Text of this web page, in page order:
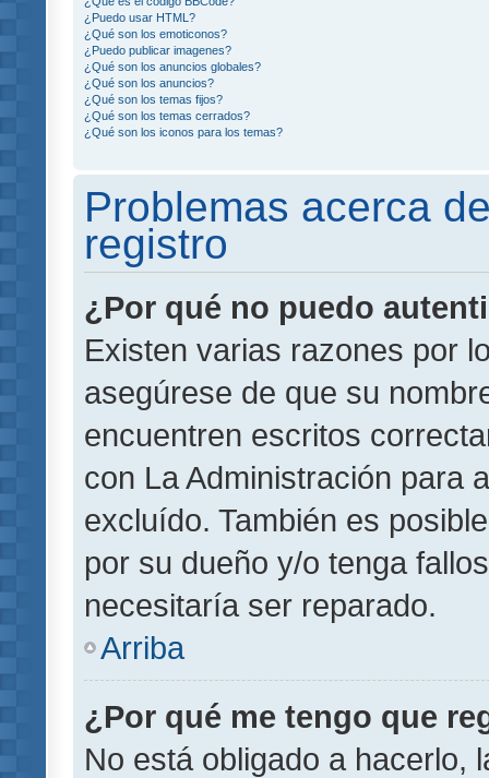
¿Puedo usar HTML?
¿Qué son los emoticonos?
¿Puedo publicar imagenes?
¿Qué son los anuncios globales?
¿Qué son los anuncios?
¿Qué son los temas fijos?
¿Qué son los temas cerrados?
¿Qué son los iconos para los temas?
Problemas acerca
registro
¿Por qué no puedo
Existen varias razones por
asegúrese de que su
encuentren escritos
con La Administración para
excluído. También es
por su dueño y/o tenga
necesitaría ser reparado.
Arriba
¿Por qué me tengo que
No está obligado a hacerlo,